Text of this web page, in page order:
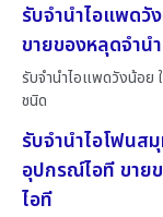
รับจำนำไอแพดวั
ขายของหลุดจำน
รับจำนำไอแพดวังน้อย
ชนิด
รับจำนำไอโฟนส
อุปกรณ์ไอที ขาย
ไอที